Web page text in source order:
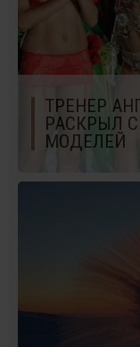
ТРЕНЕР
РАСКРЫЛ
МОДЕЛЕЙ